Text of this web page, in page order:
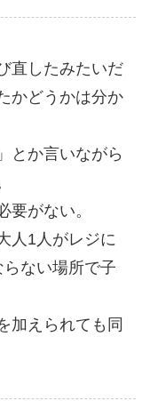
直したみたいだ
かどうかは分か
とか言いながら
要がない。
人1人がレジに
ない場所で子
加えられても同